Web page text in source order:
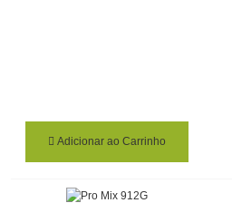
Adicionar ao Carrinho